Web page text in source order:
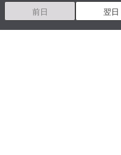
前日 翌日